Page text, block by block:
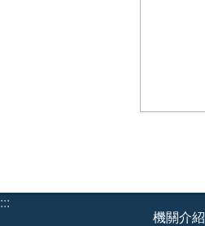
:::
機關介紹